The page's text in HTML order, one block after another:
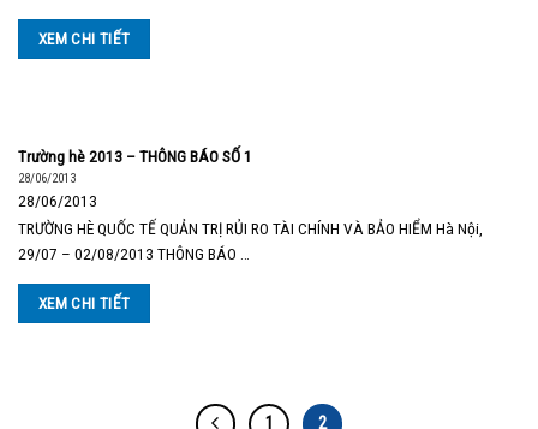
XEM CHI TIẾT
Trường hè 2013 – THÔNG BÁO SỐ 1
28/06/2013
28/06/2013
TRƯỜNG HÈ QUỐC TẾ QUẢN TRỊ RỦI RO TÀI CHÍNH VÀ BẢO HIỂM Hà Nội,
29/07 – 02/08/2013 THÔNG BÁO …
XEM CHI TIẾT
1 2